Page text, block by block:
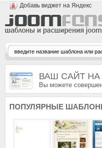
Добавь виджет на Яндекс
ВАШ САЙТ НА
Вы можете
ПОПУЛЯРНЫЕ